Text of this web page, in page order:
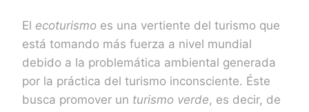
El ecoturismo es una vertiente del turismo que
está tomando más fuerza a nivel mundial
debido a la problemática ambiental generada
por la práctica del turismo inconsciente. Éste
busca promover un turismo verde, es decir, de